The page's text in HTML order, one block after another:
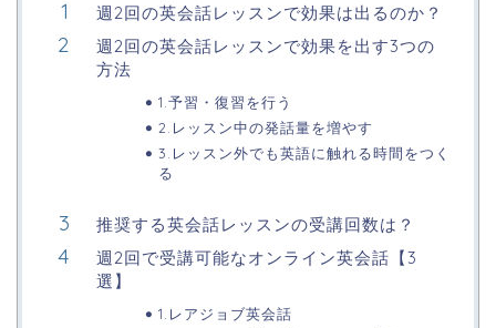
週2回の英会話レッスンで効果は出るのか？
週2回の英会話レッスンで効果を出す3つの
方法
1.予習・復習を行う
2.レッスン中の発話量を増やす
3.レッスン外でも英語に触れる時間をつく
る
推奨する英会話レッスンの受講回数は？
週2回で受講可能なオンライン英会話【3
選】
1.レアジョブ英会話